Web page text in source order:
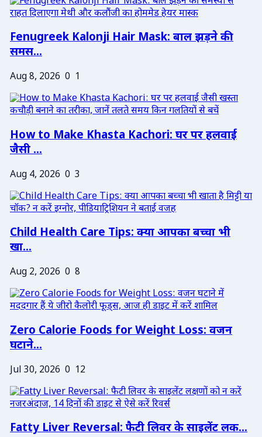
Fenugreek Kalonji Hair Mask: बाल झड़ने की
समस...
Aug 8, 2026 0 1
How to Make Khasta Kachori: घर पर हलवाई
जैसी ...
Aug 4, 2026 0 3
Child Health Care Tips: क्या आपका बच्चा भी
खा...
Aug 2, 2026 0 8
Zero Calorie Foods for Weight Loss: वजन
घटाने...
Jul 30, 2026 0 12
Fatty Liver Reversal: फैटी लिवर के साइलेंट लक...